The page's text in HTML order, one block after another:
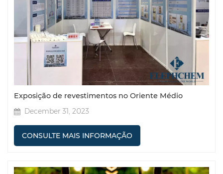
Exposição de revestimentos no Oriente Médio
December 31, 2023
CONSULTE MAIS INFORMAÇÃO